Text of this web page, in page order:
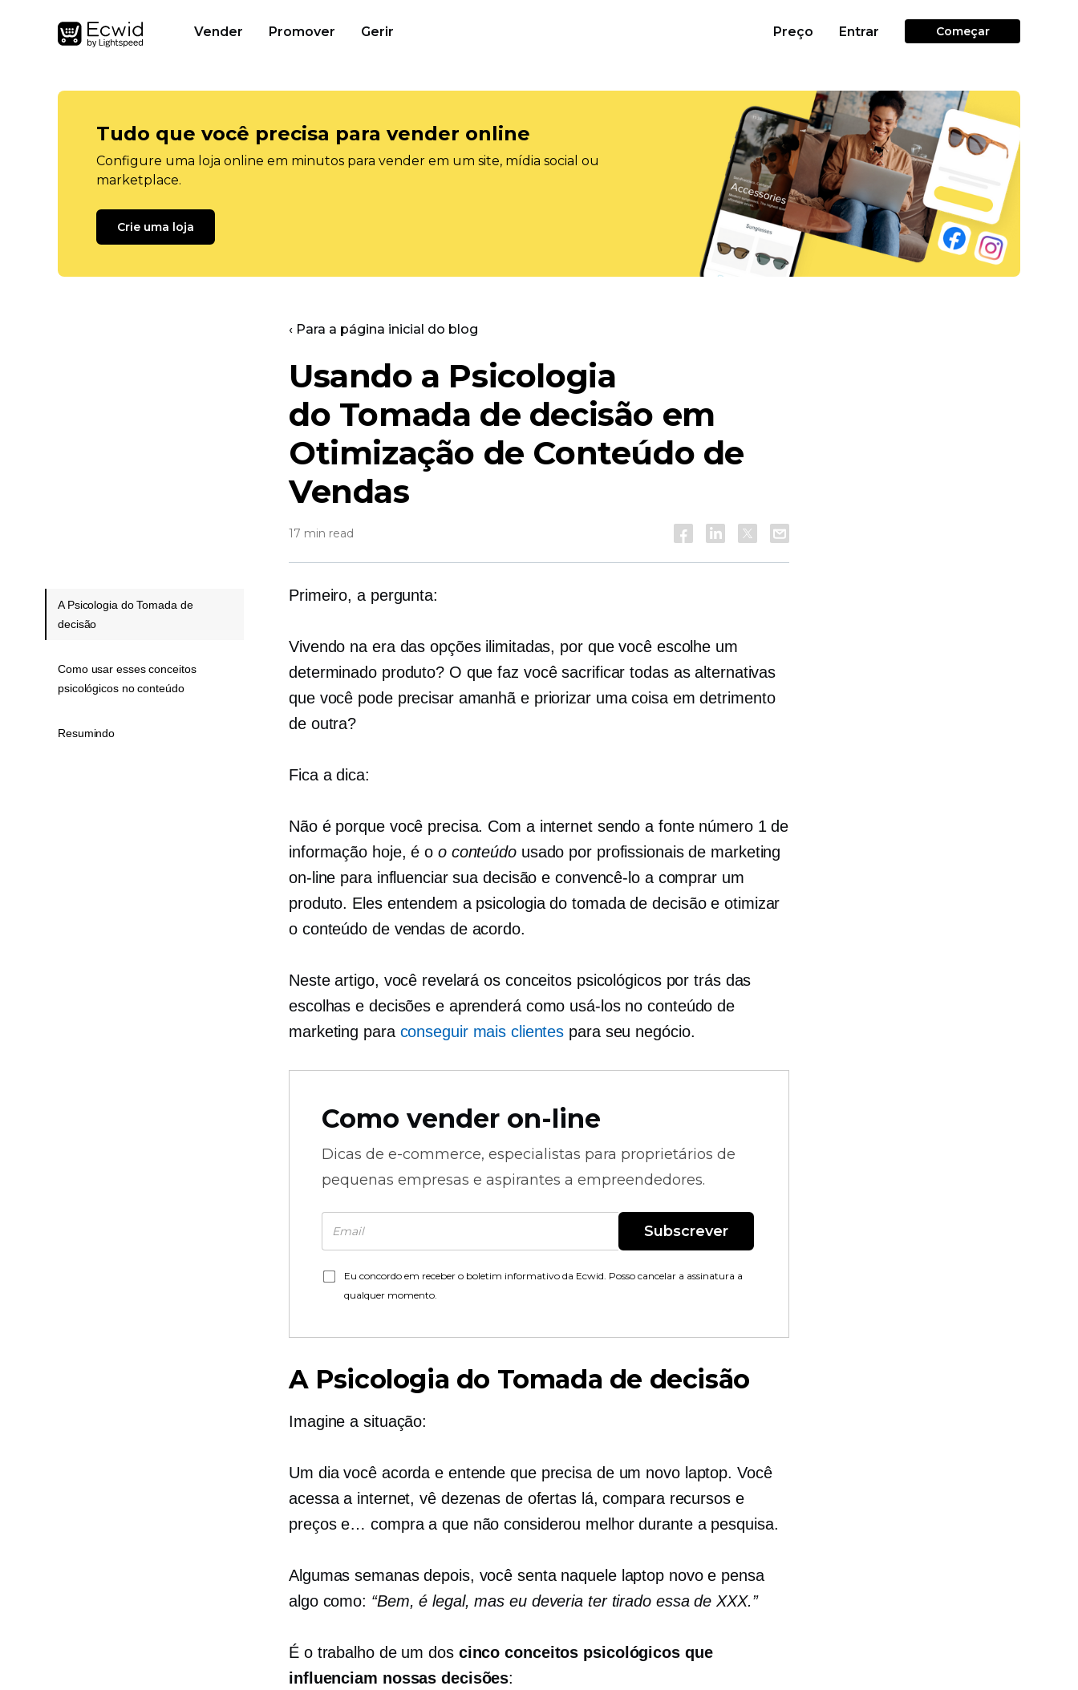
Vender Promover Gerir Preço Entrar Começar
Tudo que você precisa para vender online
Configure uma loja online em minutos para vender em um site, mídia social ou
marketplace.
Crie uma loja
‹ Para a página inicial do blog
Usando a Psicologia
do Tomada de decisão em
Otimização de Conteúdo de
Vendas
17 min read
Primeiro, a pergunta:
Vivendo na era das opções ilimitadas, por que você escolhe um
determinado produto? O que faz você sacrificar todas as alternativas
que você pode precisar amanhã e priorizar uma coisa em detrimento
de outra?
Fica a dica:
Não é porque você precisa. Com a internet sendo a fonte número 1 de
informação hoje, é o o conteúdousado por profissionais de marketing
on-line para influenciar sua decisão e convencê-lo a comprar um
produto. Eles entendem a psicologia dotomada de decisãoe otimizar
o conteúdo de vendas de acordo.
Neste artigo, você revelará os conceitos psicológicos por trás das
escolhas e decisões e aprenderá como usá-los no conteúdo de
marketing para conseguir mais clientes para seu negócio.
Como vender on-line
Dicas de e-commerce, especialistas para proprietários de
pequenas empresas e aspirantes a empreendedores.
Subscrever
Eu concordo em receber o boletim informativo da Ecwid. Posso cancelar a assinatura a
qualquer momento.
A Psicologia do Tomada de decisão
Imagine a situação:
Um dia você acorda e entende que precisa de um novo laptop. Você
acessa a internet, vê dezenas de ofertas lá, compara recursos e
preços e… compra a que não considerou melhor durante a pesquisa.
Algumas semanas depois, você senta naquele laptop novo e pensa
algo como: “Bem, é legal, mas eu deveria ter tirado essa de XXX.”
É o trabalho de um dos cinco conceitos psicológicos que
influenciam nossas decisões:
A Psicologia do Tomada de
decisão
Como usar esses conceitos
psicológicos no conteúdo
Resumindo